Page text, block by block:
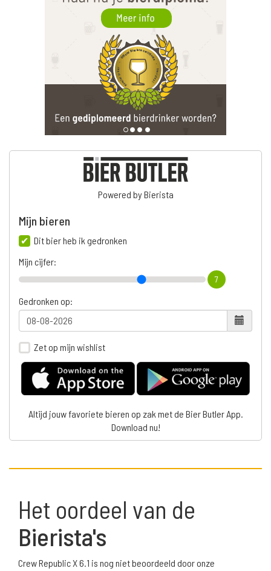
Powered by Bierista
Mijn bieren
Dit bier heb ik gedronken
Mijn cijfer:
7
Gedronken op:
Zet op mijn wishlist
Altijd jouw favoriete bieren op zak met de Bier Butler App.
Download nu!
Het oordeel van de
Bierista's
Crew Republic X 6.1 is nog niet beoordeeld door onze